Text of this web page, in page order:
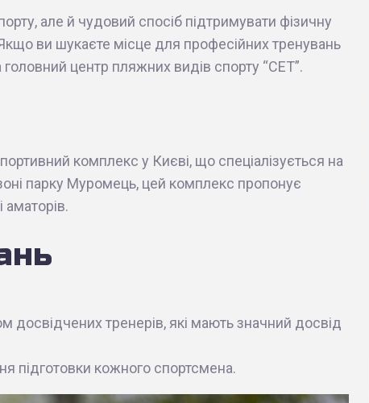
але й чудовий спосіб підтримувати фізичну
ви шукаєте місце для професійних тренувань
центр пляжних видів спорту “СЕТ”.
комплекс у Києві, що спеціалізується на
парку Муромець, цей комплекс пропонує
аматорів.
досвідчених тренерів, які мають значний досвід
підготовки кожного спортсмена.